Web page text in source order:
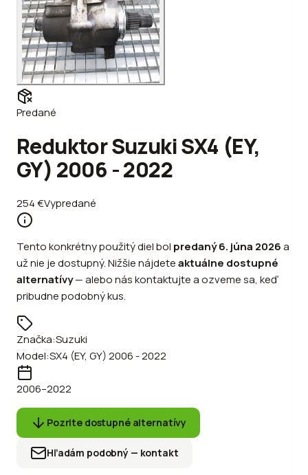
Predané
Reduktor Suzuki SX4 (EY,
GY) 2006 - 2022
254€Vypredané
Tento konkrétny použitý diel bol predaný6. júna 2026a
už nie je dostupný. Nižšie nájdeteaktuálne dostupné
alternatívy—alebonás kontaktujte a ozveme sa, keď
pribudne podobný kus.
Značka:Suzuki
Model:SX4 (EY, GY) 2006 - 2022
2006–2022
Pozrite dostupné alternatívy
Hľadám podobný — kontakt